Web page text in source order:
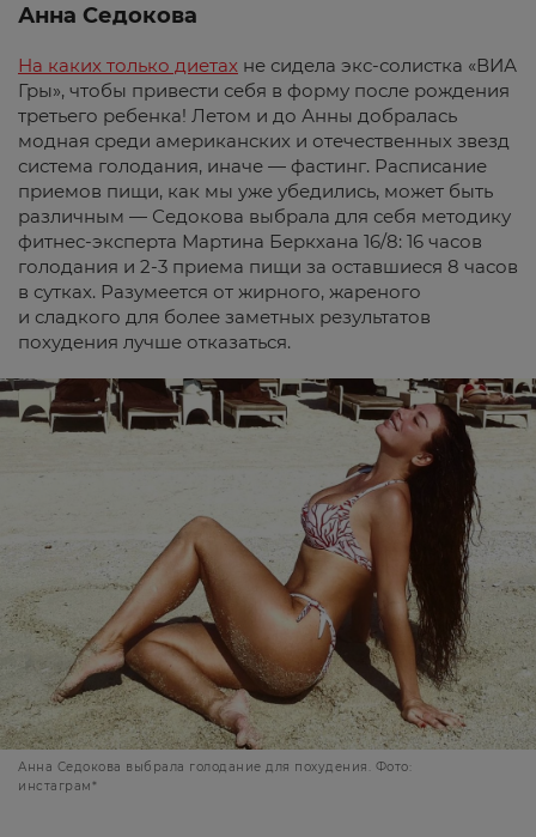
Анна Седокова
На каких только диетах не сидела экс-солистка «ВИА
Гры», чтобы привести себя в форму после рождения
третьего ребенка! Летом и до Анны добралась
модная среди американских и отечественных звезд
система голодания, иначе — фастинг. Расписание
приемов пищи, как мы уже убедились, может быть
различным — Седокова выбрала для себя методику
фитнес-эксперта Мартина Беркхана 16/8: 16 часов
голодания и 2-3 приема пищи за оставшиеся 8 часов
в сутках. Разумеется от жирного, жареного
и сладкого для более заметных результатов
похудения лучше отказаться.
Анна Седокова выбрала голодание для похудения. Фото:
инстаграм*